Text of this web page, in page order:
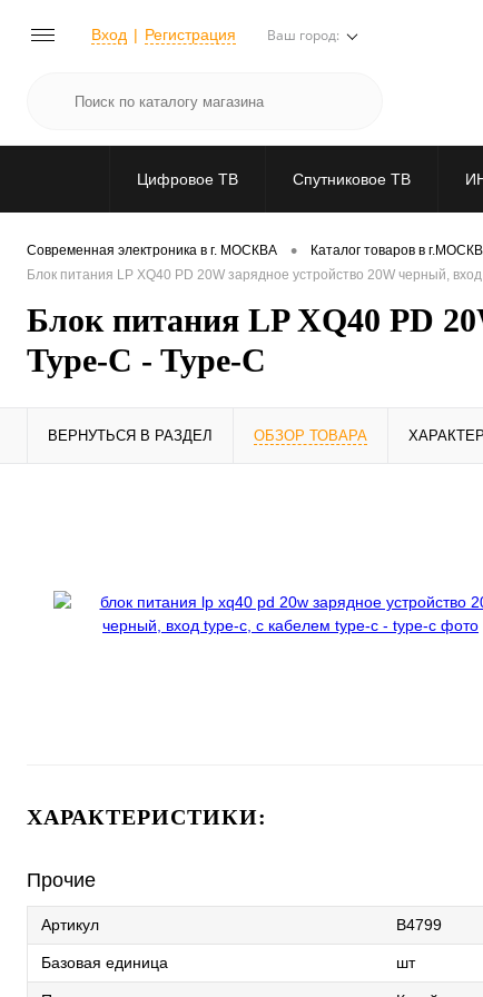
Вход Регистрация Ваш город:
Цифровое ТВ Спутниковое ТВ
Современная электроника в г. МОСКВА • Каталог товаров в
Блок питания LP XQ40 PD 20W зарядное устройство 20W черный,
Блок питания LP XQ40 PD
Type-C - Type-C
ВЕРНУТЬСЯ В РАЗДЕЛ ОБЗОР ТОВАРА
ХАРАКТЕРИСТИКИ:
Прочие
Артикул B4799
Базовая единица шт